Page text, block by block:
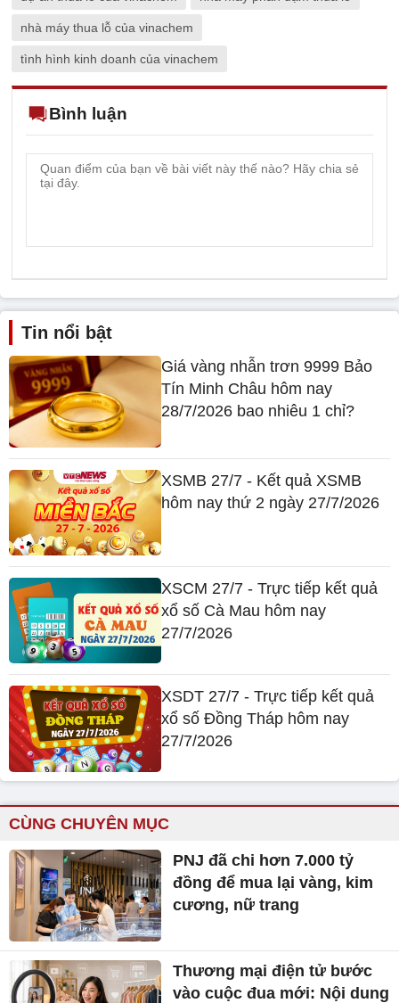
nhà máy thua lỗ của vinachem
tình hình kinh doanh của vinachem
Bình luận
Tin nổi bật
Giá vàng nhẫn trơn 9999 Bảo
Tín Minh Châu hôm nay
28/7/2026 bao nhiêu 1 chỉ?
XSMB 27/7 - Kết quả XSMB
hôm nay thứ 2 ngày 27/7/2026
XSCM 27/7 - Trực tiếp kết quả
xổ số Cà Mau hôm nay
27/7/2026
XSDT 27/7 - Trực tiếp kết quả
xổ số Đồng Tháp hôm nay
27/7/2026
CÙNG CHUYÊN MỤC
PNJ đã chi hơn 7.000 tỷ
đồng để mua lại vàng, kim
cương, nữ trang
Thương mại điện tử bước
vào cuộc đua mới: Nội dung